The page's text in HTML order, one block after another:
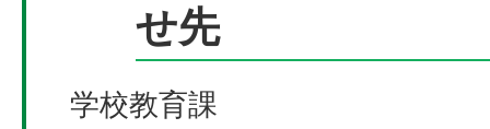
せ先
学校教育課